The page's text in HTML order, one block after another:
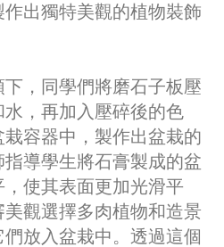
出獨特美觀的植物裝飾
，同學們將磨石子板壓
，再加入壓碎後的色
容器中，製作出盆栽的
導學生將石膏製成的盆
使其表面更加光滑平
觀選擇多肉植物和造景
放入盆栽中。透過這個